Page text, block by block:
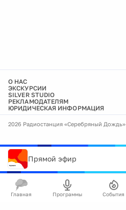
О НАС
ЭКСКУРСИИ
SILVER STUDIO
РЕКЛАМОДАТЕЛЯМ
ЮРИДИЧЕСКАЯ ИНФОРМАЦИЯ
2026 Радиостанция «Серебряный Дождь»
Прямой эфир
Главная Программы События